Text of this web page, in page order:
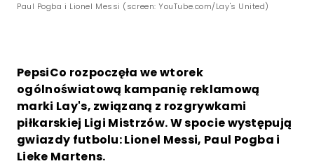
Paul Pogba i Lionel Messi (screen: YouTube.com/Lay's United)
PepsiCo rozpoczęła we wtorek
ogólnoświatową kampanię reklamową
marki Lay's, związaną z rozgrywkami
piłkarskiej Ligi Mistrzów. W spocie występują
gwiazdy futbolu: Lionel Messi, Paul Pogba i
Lieke Martens.